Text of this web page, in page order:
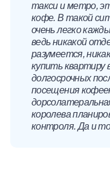
такси и метро,
кофе. В такой
очень легко
ведь никакой
разумеется,
купить квартиру
долгосрочных
посещения
королева
контроля. Да и то